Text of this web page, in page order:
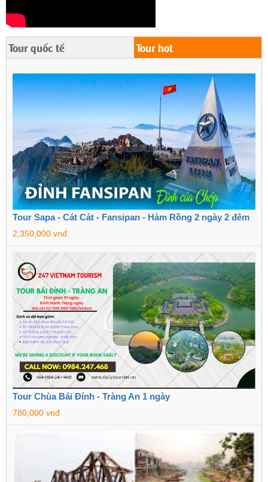
Tour quốc tế Tour hot
Tour Sapa - Cát Cát - Fansipan - Hàm Rồng 2 ngày 2 đêm
2,350,000 vnđ
Tour Chùa Bái Đính - Tràng An 1 ngày
780,000 vnđ